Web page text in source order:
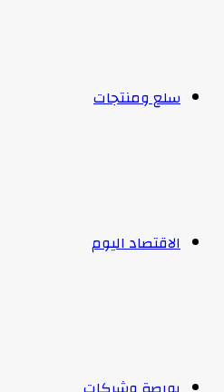
سلع ومنتجات
الاقتصاد اليوم